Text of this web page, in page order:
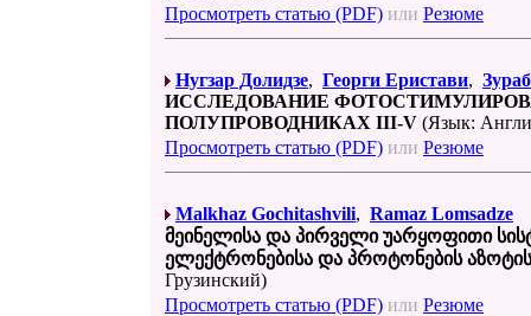
Просмотреть статью (PDF) или Резюме
Нугзар Долидзе, Георги Еристави,
ИССЛЕДОВАНИЕ
ПОЛУПРОВОДНИКАХ III-V (Язык:
Просмотреть статью (PDF) или Резюме
Malkhaz Gochitashvili, Ramaz Lomsadze
მეინელისა და პირველი უარყოფითი
ელექტრონებისა და პროტონების
Грузинский)
Просмотреть статью (PDF) или Резюме